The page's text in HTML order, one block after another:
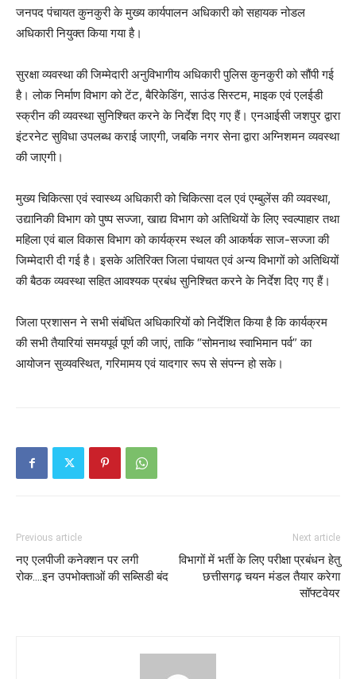
जनपद पंचायत कुनकुरी के मुख्य कार्यपालन अधिकारी को सहायक नोडल
अधिकारी नियुक्त किया गया है।
सुरक्षा व्यवस्था की जिम्मेदारी अनुविभागीय अधिकारी पुलिस कुनकुरी को सौंपी गई
है। लोक निर्माण विभाग को टेंट, बैरिकेडिंग, साउंड सिस्टम, माइक एवं एलईडी
स्क्रीन की व्यवस्था सुनिश्चित करने के निर्देश दिए गए हैं। एनआईसी जशपुर द्वारा
इंटरनेट सुविधा उपलब्ध कराई जाएगी, जबकि नगर सेना द्वारा अग्निशमन व्यवस्था
की जाएगी।
मुख्य चिकित्सा एवं स्वास्थ्य अधिकारी को चिकित्सा दल एवं एम्बुलेंस की व्यवस्था,
उद्यानिकी विभाग को पुष्प सज्जा, खाद्य विभाग को अतिथियों के लिए स्वल्पाहार तथा
महिला एवं बाल विकास विभाग को कार्यक्रम स्थल की आकर्षक साज-सज्जा की
जिम्मेदारी दी गई है। इसके अतिरिक्त जिला पंचायत एवं अन्य विभागों को अतिथियों
की बैठक व्यवस्था सहित आवश्यक प्रबंध सुनिश्चित करने के निर्देश दिए गए हैं।
जिला प्रशासन ने सभी संबंधित अधिकारियों को निर्देशित किया है कि कार्यक्रम
की सभी तैयारियां समयपूर्व पूर्ण की जाएं, ताकि “सोमनाथ स्वाभिमान पर्व” का
आयोजन सुव्यवस्थित, गरिमामय एवं यादगार रूप से संपन्न हो सके।
Previous article
नए एलपीजी कनेक्शन पर लगी
रोक….इन उपभोक्ताओं की सब्सिडी बंद
Next article
विभागों में भर्ती के लिए परीक्षा प्रबंधन हेतु
छत्तीसगढ़ चयन मंडल तैयार करेगा
सॉफ्टवेयर